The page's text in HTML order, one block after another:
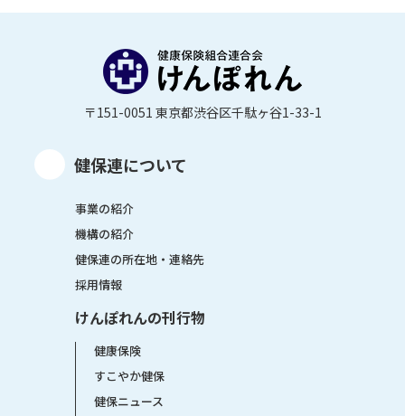
〒151-0051 東京都渋谷区千駄ヶ谷1-33-1
健保連について
事業の紹介
機構の紹介
健保連の所在地・連絡先
採用情報
けんぽれんの刊行物
健康保険
すこやか健保
健保ニュース